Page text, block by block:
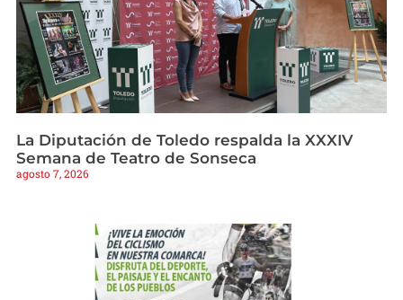
La Diputación de Toledo respalda la XXXIV
Semana de Teatro de Sonseca
agosto 7, 2026